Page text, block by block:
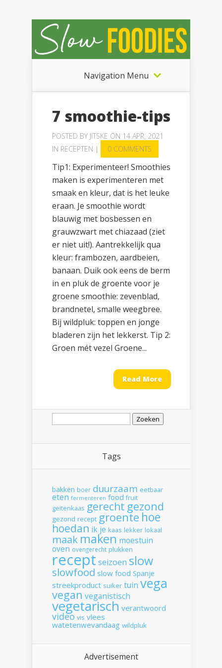
Navigation Menu
7 smoothie-tips
POSTED BY JITSKE ON 14 APR, 2021
IN RECEPTEN | 0 COMMENTS
Tip1: Experimenteer! Smoothies
maken is experimenteren met
smaak en kleur, dat is het leuke
eraan. Je smoothie wordt
blauwig met bosbessen en
grauwzwart met chiazaad (ziet
er niet uit!). Aantrekkelijk qua
kleur: frambozen, aardbeien,
banaan. Duik ook eens de berm
in en pluk de groente voor je
groene smoothie: zevenblad,
brandnetel, smalle weegbree.
Bij wildpluk: toppen en jonge
bladeren zijn het lekkerst. Tip 2:
Groen mét vezel Groene...
Read More
Zoeken
Tags
bakken boer duurzaam eetbaar
eten fermenteren food fruit
geitenkaas gerecht gezond
gezond recept groente hoe
hoedan ik je kaas lekker lokaal
maak maken moestuin
oven ovengerecht plukken
recept seizoen slow
slowfood slow food Spanje
streekproduct suiker tuin vega
vegan veganistisch
vegetarisch verantwoord
video vis vlees
watetenwevandaag wildpluk
Advertisement